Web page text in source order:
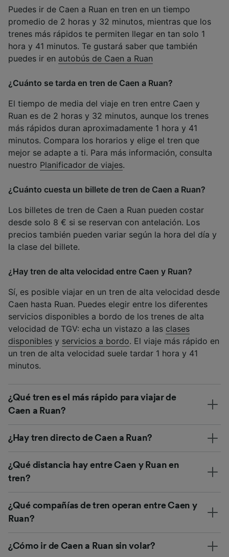
Puedes ir de Caen a Ruan en tren en un tiempo
promedio de 2 horas y 32 minutos, mientras que los
trenes más rápidos te permiten llegar en tan solo 1
hora y 41 minutos. Te gustará saber que también
puedes ir en autobús de Caen a Ruan
¿Cuánto se tarda en tren de Caen a Ruan?
El tiempo de media del viaje en tren entre Caen y
Ruan es de 2 horas y 32 minutos, aunque los trenes
más rápidos duran aproximadamente 1 hora y 41
minutos. Compara los horarios y elige el tren que
mejor se adapte a ti. Para más información, consulta
nuestro Planificador de viajes.
¿Cuánto cuesta un billete de tren de Caen a Ruan?
Los billetes de tren de Caen a Ruan pueden costar
desde solo 8 € si se reservan con antelación. Los
precios también pueden variar según la hora del día y
la clase del billete.
¿Hay tren de alta velocidad entre Caen y Ruan?
Sí, es posible viajar en un tren de alta velocidad desde
Caen hasta Ruan. Puedes elegir entre los diferentes
servicios disponibles a bordo de los trenes de alta
velocidad de TGV: echa un vistazo a las clases
disponibles y servicios a bordo. El viaje más rápido en
un tren de alta velocidad suele tardar 1 hora y 41
minutos.
¿Qué tren es el más rápido para viajar de
Caen a Ruan?
¿Hay tren directo de Caen a Ruan?
¿Qué distancia hay entre Caen y Ruan en
tren?
¿Qué compañías de tren operan entre Caen y
Ruan?
¿Cómo ir de Caen a Ruan sin volar?